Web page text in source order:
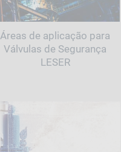
Áreas de aplicação para
Válvulas de Segurança
LESER